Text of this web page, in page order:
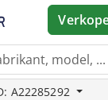
A22285292